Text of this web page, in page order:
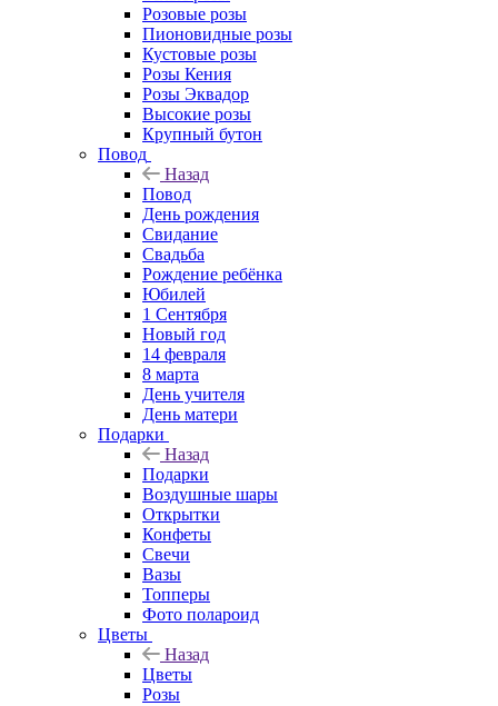
Розовые розы
Пионовидные розы
Кустовые розы
Розы Кения
Розы Эквадор
Высокие розы
Крупный бутон
Повод
Назад
Повод
День рождения
Свидание
Свадьба
Рождение ребёнка
Юбилей
1 Сентября
Новый год
14 февраля
8 марта
День учителя
День матери
Подарки
Назад
Подарки
Воздушные шары
Открытки
Конфеты
Свечи
Вазы
Топперы
Фото полароид
Цветы
Назад
Цветы
Розы